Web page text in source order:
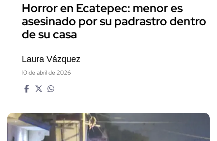
Horror en Ecatepec: menor es
asesinado por su padrastro dentro
de su casa
Laura Vázquez
10 de abril de 2026